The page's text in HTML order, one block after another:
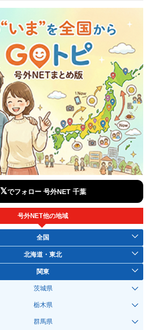
𝕏でフォロー 号外NET 千葉
号外NET他の地域
全国
北海道・東北
関東
茨城県
栃木県
群馬県